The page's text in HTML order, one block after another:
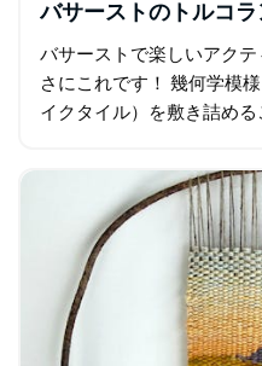
バサーストのトルコ
バサーストで楽しいアク
さにこれです！ 幾何学模
イクタイル）を敷き詰め
ラスです。 アップルティ